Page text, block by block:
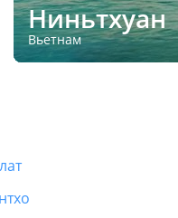
Ниньтхуан
Вьетнам